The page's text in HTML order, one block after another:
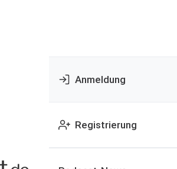
Anmeldung
Registrierung